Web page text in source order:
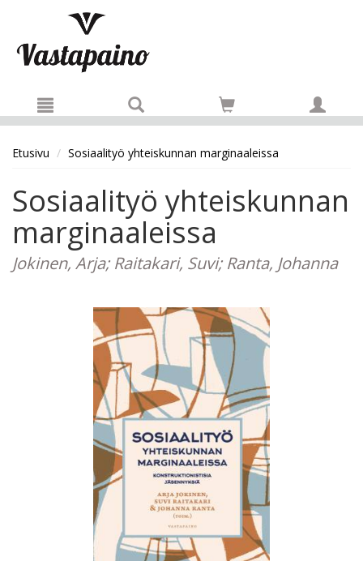
Etusivu Sosiaalityö yhteiskunnan marginaaleissa
Sosiaalityö yhteiskunnan
marginaaleissa
Jokinen, Arja; Raitakari, Suvi; Ranta, Johanna